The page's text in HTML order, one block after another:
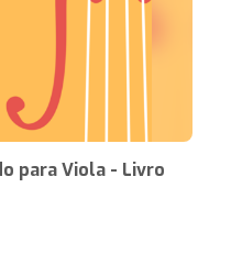
para Viola - Livro